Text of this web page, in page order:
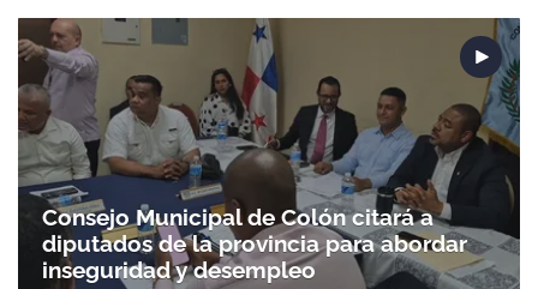
Gracias por suscribirte a nuestro boletín.
ACEPTAR
Consejo Municipal de Colón citará a
diputados de la provincia para abordar
inseguridad y desempleo